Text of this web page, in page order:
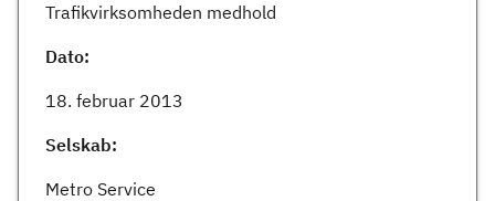
Trafikvirksomheden medhold
Dato:
18. februar 2013
Selskab:
Metro Service